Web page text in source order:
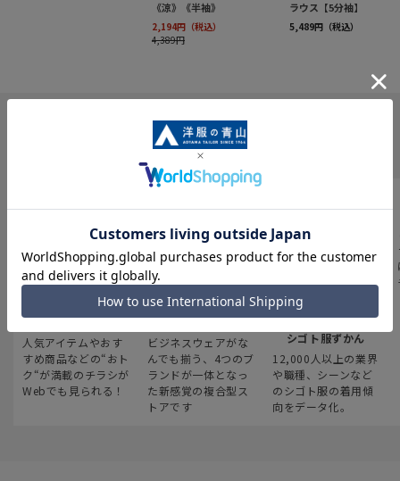
INFORMATION
最新のお買い得情報
人気アイテムやおす
すめ商品などの“おト
ク“が満載のチラシが
Webでも見られる！
スーツスクエア
ビジネスウェアがな
んでも揃う、4つのブ
ランドが一体となっ
た新感覚の複合型ス
トアです
みんなの
シゴト服ずかん
12,000人以上の業界
や職種、シーンなど
のシゴト服の着用傾
向をデータ化。